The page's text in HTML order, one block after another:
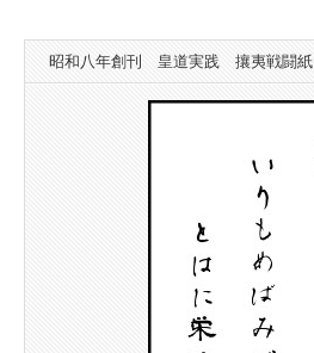
昭和八年創刊 皇道実践 攘夷戦闘紙